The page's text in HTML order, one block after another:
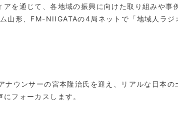
を通じて、各地域の振興に向けた取り組みや事
山形、FM-NIIGATAの4局ネットで「地域人ラ
ウンサーの宮本隆治氏を迎え、リアルな日本の
フォーカスします。